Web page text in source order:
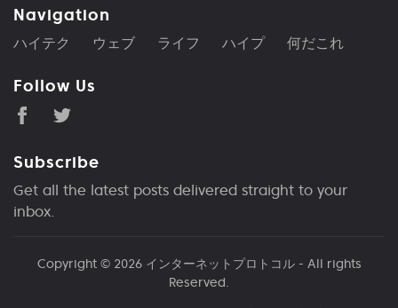
Navigation
ハイテク ウェブ ライフ ハイプ 何だこれ
Follow Us
Subscribe
Get all the latest posts delivered straight to your
inbox.
Copyright © 2026 インターネットプロトコル- All rights
Reserved.